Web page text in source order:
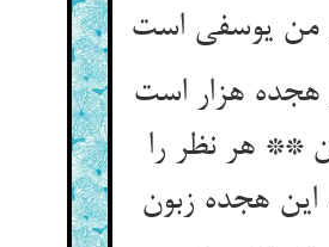
هجده هزار است
** هر نظر را